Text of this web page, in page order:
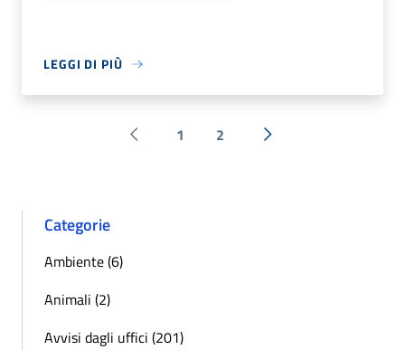
LEGGI DI PIÙ
Pagina precedente
1 2 Successiva »
Categorie
Ambiente (6)
Animali (2)
Avvisi dagli uffici (201)